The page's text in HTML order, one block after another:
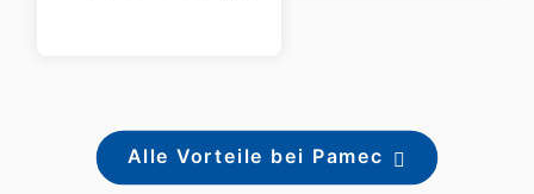
Alle Vorteile bei Pamec